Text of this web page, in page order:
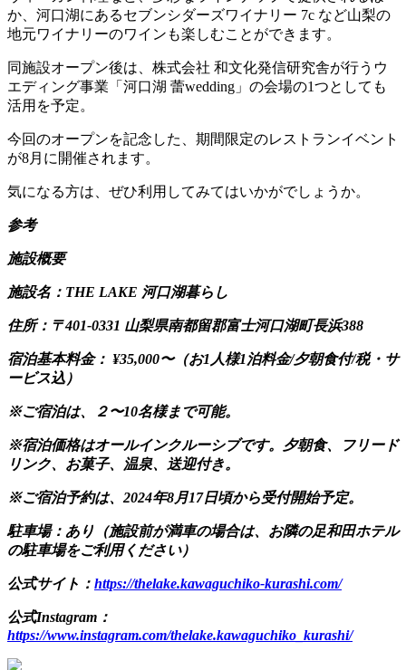
か、河口湖にあるセブンシダーズワイナリー 7c など山梨の
地元ワイナリーのワインも楽しむことができます。
同施設オープン後は、株式会社 和文化発信研究舎が行うウ
エディング事業「河口湖 蕾wedding」の会場の1つとしても
活用を予定。
今回のオープンを記念した、期間限定のレストランイベント
が8月に開催されます。
気になる方は、ぜひ利用してみてはいかがでしょうか。
参考
施設概要
施設名：THE LAKE 河口湖暮らし
住所：〒401-0331 山梨県南都留郡富士河口湖町長浜388
宿泊基本料金： ¥35,000〜（お1人様1泊料金/夕朝食付/税・サ
ービス込）
※ご宿泊は、２〜10名様まで可能。
※宿泊価格はオールインクルーシブです。夕朝食、フリード
リンク、お菓子、温泉、送迎付き。
※ご宿泊予約は、2024年8月17日頃から受付開始予定。
駐車場：あり（施設前が満車の場合は、お隣の足和田ホテル
の駐車場をご利用ください）
公式サイト： https://thelake.kawaguchiko-kurashi.com/
公式Instagram：
https://www.instagram.com/thelake.kawaguchiko_kurashi/